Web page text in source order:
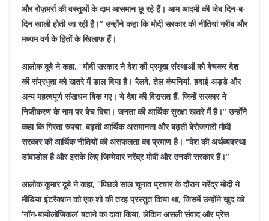
और रोज़मर्रा की वस्तुओं के दाम आसमान छू रहे हैं। आम आदमी की जेब दिन-ब-
दिन खाली होती जा रही है।” उन्होंने कहा कि मोदी सरकार की नीतियां गरीब और
मध्यम वर्ग के हितों के खिलाफ हैं।
आलोक दूबे ने कहा, “मोदी सरकार ने देश की प्रमुख संस्थाओं को बेचकर देश
की संप्रभुता को खतरे में डाल दिया है। रेलवे, तेल कंपनियां, हवाई अड्डे और
अन्य महत्वपूर्ण संसाधन बिक गए। ये देश की विरासत हैं, जिन्हें सरकार ने
निजीकरण के नाम पर बेच दिया। जनता की आर्थिक सुरक्षा खतरे में है।”उन्होंने
कहा कि गिरता रुपया, बढ़ती आर्थिक असमानता और बढ़ती बेरोजगारी मोदी
सरकार की आर्थिक नीतियों की असफलता का प्रमाण है। “देश की अर्थव्यवस्था
डांवाडोल है और इसके लिए जिम्मेदार नरेंद्र मोदी और उनकी सरकार हैं।”
आलोक कुमार दूबे ने कहा, “पिछले साल चुनाव प्रचार के दौरान नरेंद्र मोदी ने
मीडिया इंटरैक्शन को एक शो की तरह प्रस्तुत किया था, जिसमें उन्होंने खुद को
‘नॉन-बायोलॉजिकल’ बताने का दावा किया, लेकिन असली संवाद और प्रेस